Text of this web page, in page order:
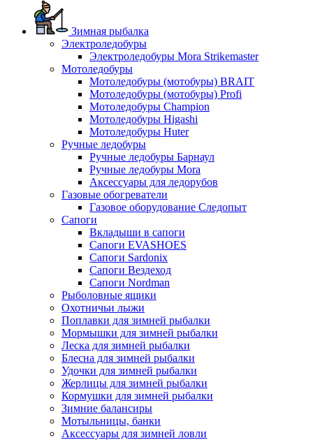
Зимная рыбалка
Электроледобуры
Электроледобуры Mora Strikemaster
Мотоледобуры
Мотоледобуры (мотобуры) BRAIT
Мотоледобуры (мотобуры) Profi
Мотоледобуры Champion
Мотоледобуры Higashi
Мотоледобуры Huter
Ручные ледобуры
Ручные ледобуры Барнаул
Ручные ледобуры Mora
Аксессуары для ледорубов
Газовые обогреватели
Газовое оборудование Следопыт
Сапоги
Вкладыши в сапоги
Сапоги EVASHOES
Сапоги Sardonix
Сапоги Вездеход
Сапоги Nordman
Рыболовные ящики
Охотничьи лыжи
Поплавки для зимней рыбалки
Мормышки для зимней рыбалки
Леска для зимней рыбалки
Блесна для зимней рыбалки
Удочки для зимней рыбалки
Жерлицы для зимней рыбалки
Кормушки для зимней рыбалки
Зимние балансиры
Мотыльницы, банки
Аксессуары для зимней ловли